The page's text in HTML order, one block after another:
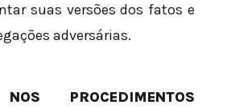
suas versões dos fatos e
adversárias.
PROCEDIMENTOS